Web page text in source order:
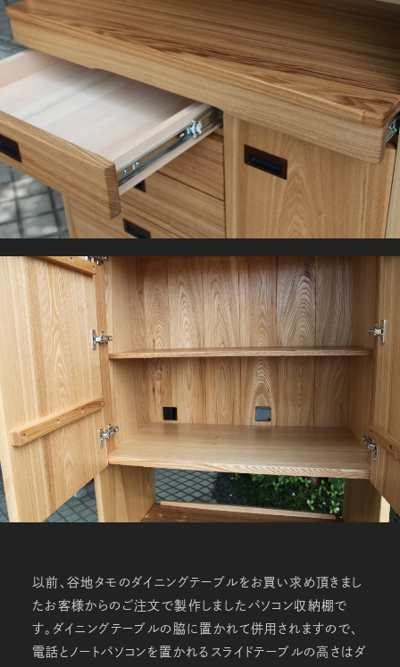
以前、谷地タモのダイニングテーブルをお買い求め頂きまし
たお客様からのご注文で製作しましたパソコン収納棚で
す。ダイニングテーブルの脇に置かれて併用されますので、
電話とノートパソコンを置かれるスライドテーブルの高さはダ